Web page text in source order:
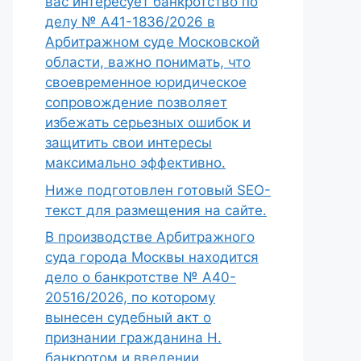
делу № А41-1836/2026 в
Арбитражном суде Московской
области, важно понимать, что
своевременное юридическое
сопровождение позволяет
избежать серьезных ошибок и
защитить свои интересы
максимально эффективно.
Ниже подготовлен готовый SEO-
текст для размещения на сайте.
В производстве Арбитражного
суда города Москвы находится
дело о банкротстве № А40-
20516/2026, по которому
вынесен судебный акт о
признании гражданина Н.
банкротом и введении